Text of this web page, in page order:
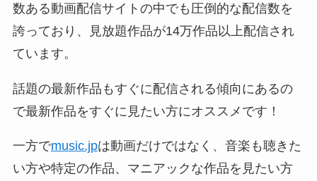
数ある動画配信サイトの中でも圧倒的な配信数を
誇っており、見放題作品が14万作品以上配信され
ています。
話題の最新作品もすぐに配信される傾向にあるの
で最新作品をすぐに見たい方にオススメです！
一方でmusic.jpは動画だけではなく、音楽も聴きた
い方や特定の作品、マニアックな作品を見たい方